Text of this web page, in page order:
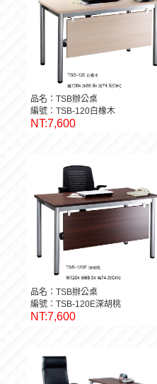
品名：TSB辦公桌
編號：TSB-120白橡木
NT:7,600
品名：TSB辦公桌
編號：TSB-120E深胡桃
NT:7,600